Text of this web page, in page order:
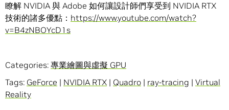
瞭解 NVIDIA 與 Adobe 如何讓設計師們享受到 NVIDIA RTX
技術的諸多優點： https://www.youtube.com/watch?
v=B4zNBOYcD1s
Categories: 專業繪圖與虛擬 GPU
Tags: GeForce | NVIDIA RTX | Quadro | ray-tracing | Virtual
Reality